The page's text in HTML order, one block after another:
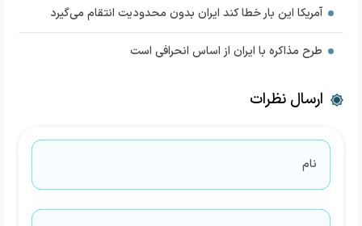
آمریکا این بار خطا کند ایران بدون محدودیت انتقام می‌گیرد
طرح مذاکره با ایران از اساس انحرافی است
ارسال نظرات